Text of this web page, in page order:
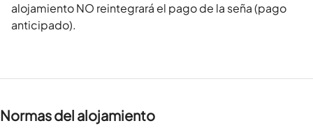
alojamiento NO reintegrará el pago de la seña (pago
anticipado).
Normas del alojamiento